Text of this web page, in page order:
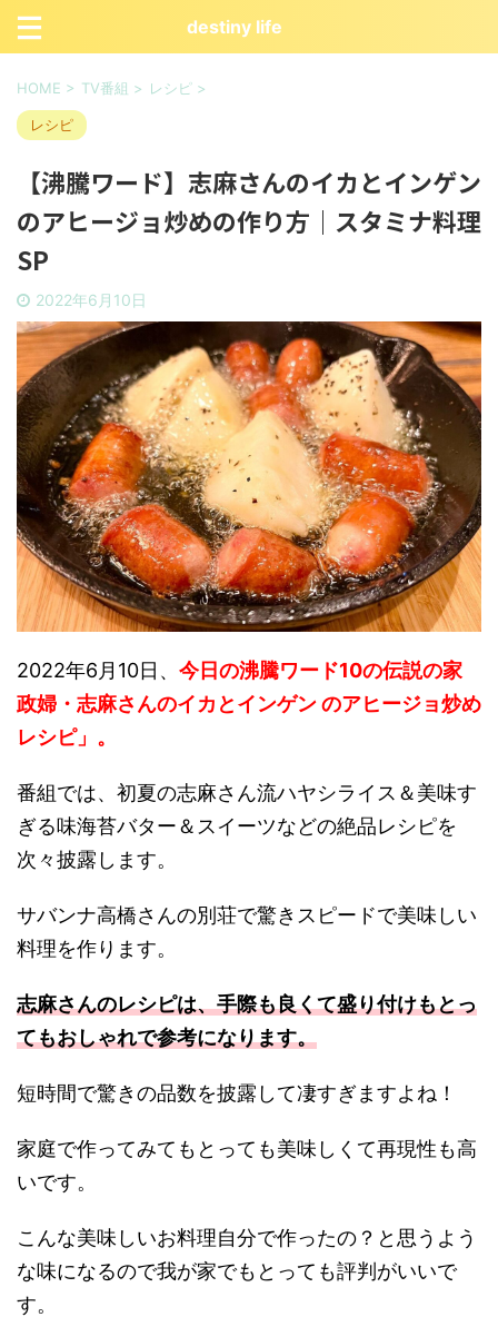
destiny life
HOME > TV番組 > レシピ >
レシピ
【沸騰ワード】志麻さんのイカとインゲン
のアヒージョ炒めの作り方｜スタミナ料理
SP
2022年6月10日
2022年6月10日、 今日の沸騰ワード10の伝説の家
政婦・志麻さんのイカとインゲン のアヒージョ炒め
レシピ」。
番組では、初夏の志麻さん流ハヤシライス＆美味す
ぎる味海苔バター＆スイーツなどの絶品レシピを
次々披露します。
サバンナ高橋さんの別荘で驚きスピードで美味しい
料理を作ります。
志麻さんのレシピは、手際も良くて盛り付けもとっ
てもおしゃれで参考になります。
短時間で驚きの品数を披露して凄すぎますよね！
家庭で作ってみてもとっても美味しくて再現性も高
いです。
こんな美味しいお料理自分で作ったの？と思うよう
な味になるので我が家でもとっても評判がいいで
す。